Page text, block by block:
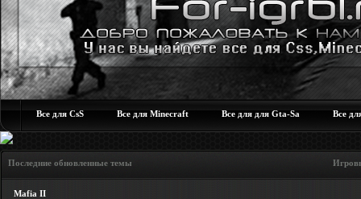
Все для CsS Все для Minecraft Все для для Gta-Sa Все
Последние обновленные темы Игровые
Mafia II